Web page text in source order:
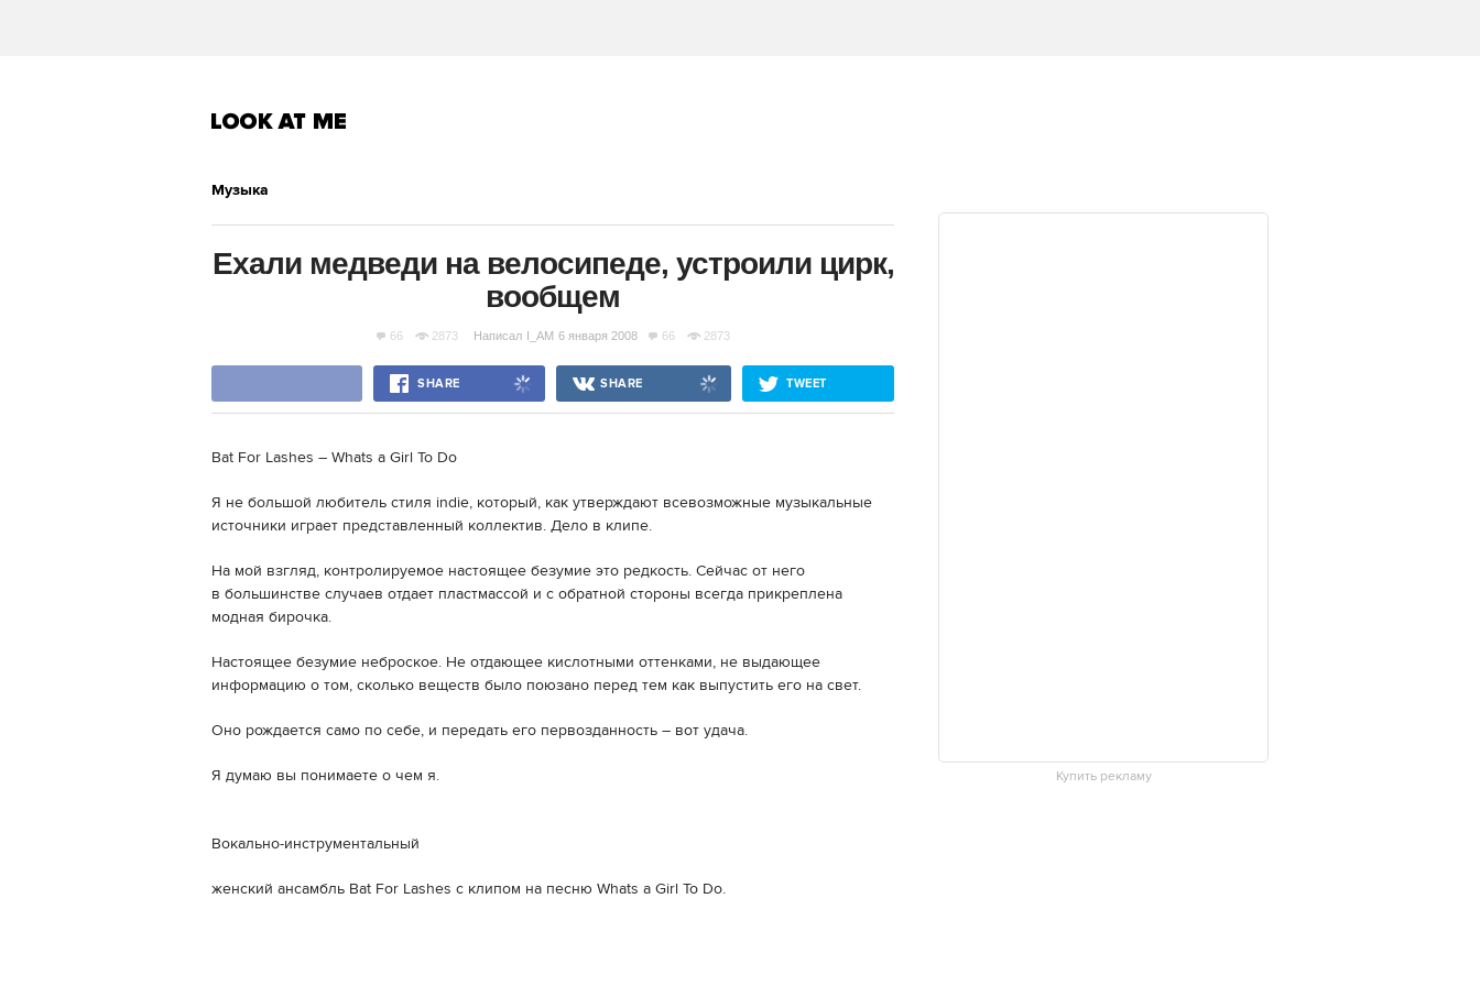
Музыка
Ехали медведи на велосипеде, устроили цирк,
вообщем
66 2873 Написал I_AM 6 января 2008 66 2873
SHARE SHARE TWEET
Bat For Lashes – Whats a Girl To Do
Я не большой любитель стиля indie, который, как утверждают всевозможные музыкальные
источники играет представленный коллектив. Дело в клипе.
На мой взгляд, контролируемое настоящее безумие это редкость. Сейчас от него
в большинстве случаев отдает пластмассой и с обратной стороны всегда прикреплена
модная бирочка.
Настоящее безумие неброское. Не отдающее кислотными оттенками, не выдающее
информацию о том, сколько веществ было поюзано перед тем как выпустить его на свет.
Оно рождается само по себе, и передать его первозданность – вот удача.
Я думаю вы понимаете о чем я.
Вокально-инструментальный
женский ансамбль Bat For Lashes с клипом на песню Whats a Girl To Do.
Купить рекламу